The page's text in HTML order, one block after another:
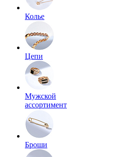
Колье
Цепи
Мужской
ассортимент
Броши